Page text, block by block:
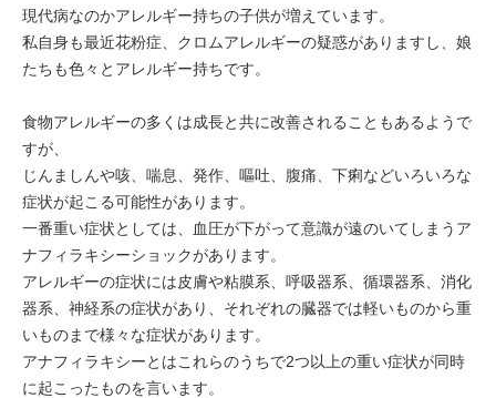
現代病なのかアレルギー持ちの子供が増えています。
私自身も最近花粉症、クロムアレルギーの疑惑がありますし、娘
たちも色々とアレルギー持ちです。
食物アレルギーの多くは成長と共に改善されることもあるようで
すが、
じんましんや咳、喘息、発作、嘔吐、腹痛、下痢などいろいろな
症状が起こる可能性があります。
一番重い症状としては、血圧が下がって意識が遠のいてしまうア
ナフィラキシーショックがあります。
アレルギーの症状には皮膚や粘膜系、呼吸器系、循環器系、消化
器系、神経系の症状があり、それぞれの臓器では軽いものから重
いものまで様々な症状があります。
アナフィラキシーとはこれらのうちで2つ以上の重い症状が同時
に起こったものを言います。